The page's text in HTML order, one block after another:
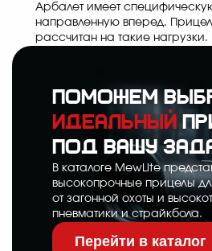
Арбалет имеет
направленную вперед.
рассчитан на такие нагрузки.
Поможем
идеальный
под вашу
В каталоге MewLite
высокопрочные прицелы
от загонной охоты и
пневматики и страйкбола.
Перейти в каталог